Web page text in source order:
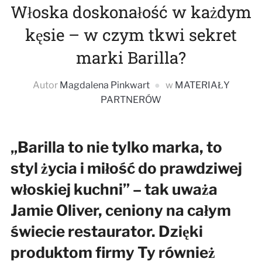
Włoska doskonałość w każdym
kęsie – w czym tkwi sekret
marki Barilla?
Autor Magdalena Pinkwart w MATERIAŁY
PARTNERÓW
„Barilla to nie tylko marka, to
styl życia i miłość do prawdziwej
włoskiej kuchni” – tak uważa
Jamie Oliver, ceniony na całym
świecie restaurator. Dzięki
produktom firmy Ty również